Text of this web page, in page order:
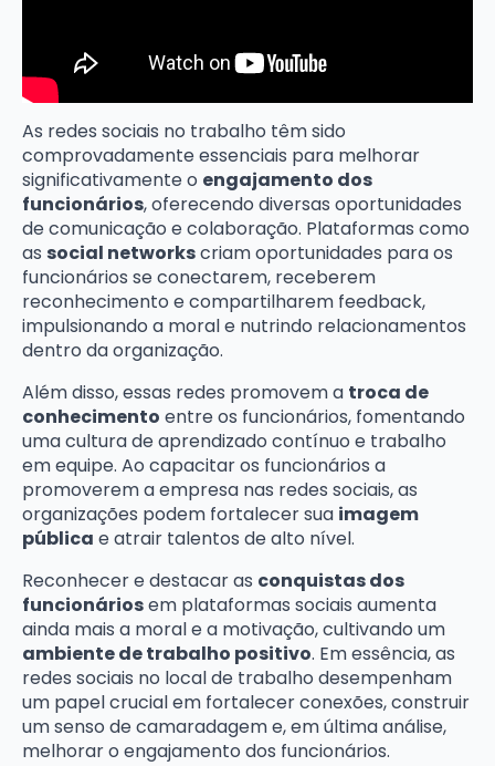
As redes sociais no trabalho têm sido
comprovadamente essenciais para melhorar
significativamente o engajamento dos
funcionários, oferecendo diversas oportunidades
de comunicação e colaboração. Plataformas como
as social networkscriam oportunidades para os
funcionários se conectarem, receberem
reconhecimento e compartilharem feedback,
impulsionando a moral e nutrindo relacionamentos
dentro da organização.
Além disso, essas redes promovem a troca de
conhecimento entre os funcionários, fomentando
uma cultura de aprendizado contínuo e trabalho
em equipe. Ao capacitar os funcionários a
promoverem a empresa nas redes sociais, as
organizações podem fortalecer sua imagem
pública e atrair talentos de alto nível.
Reconhecer e destacar as conquistas dos
funcionáriosem plataformas sociais aumenta
ainda mais a moral e a motivação, cultivando um
ambiente de trabalho positivo. Em essência, as
redes sociais no local de trabalho desempenham
um papel crucial em fortalecer conexões, construir
um senso de camaradagem e, em última análise,
melhorar o engajamento dos funcionários.